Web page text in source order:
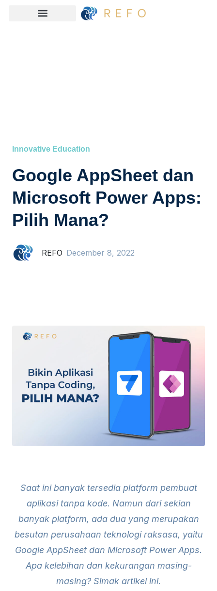
Innovative Education
Google AppSheet dan
Microsoft Power Apps:
Pilih Mana?
REFO December 8, 2022
Saat ini banyak tersedia platform pembuat
aplikasi tanpa kode. Namun dari sekian
banyak platform, ada dua yang merupakan
besutan perusahaan teknologi raksasa, yaitu
Google AppSheet dan Microsoft Power Apps.
Apa kelebihan dan kekurangan masing-
masing? Simak artikel ini.